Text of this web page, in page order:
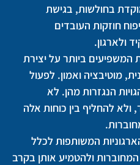
בחולשות, בגישת
חוזקות העובדים
ולארגון.
המשפיעים ביותר על יצירת
מוטיבציה ואמון. לפעול
הנגזרות מהן. לא
להחליף בין כוחות אלה
המשותפות לכלל
ולהטמיע אותן בקרב